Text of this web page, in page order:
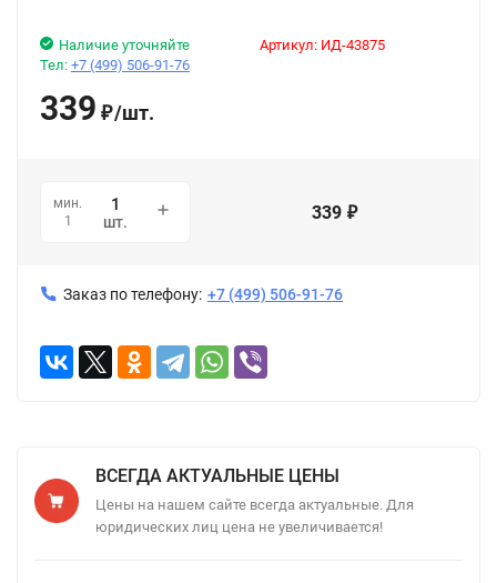
Артикул: ИД-43875
Наличие уточняйте
Тел: +7 (499) 506-91-76
339 ₽/шт.
мин.
1
шт. 339 ₽
Заказ по телефону: +7 (499) 506-91-76
ВСЕГДА АКТУАЛЬНЫЕ ЦЕНЫ
Цены на нашем сайте всегда актуальные. Для
юридических лиц цена не увеличивается!